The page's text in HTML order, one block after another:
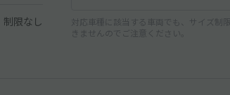
制限なし
対応車種に該当する車両でも、サイズ制
きませんのでご注意ください。